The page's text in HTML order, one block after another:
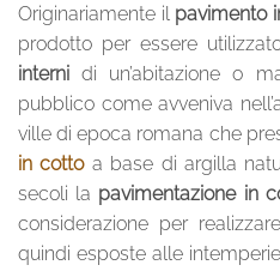
Originariamente il pavimento
prodotto per essere
interni di un’abitazione o
pubblico come avveniva
ville di epoca romana che
in cottoa base di argilla
secoli la pavimentazione in
considerazione per realizzare
quindi esposte alle